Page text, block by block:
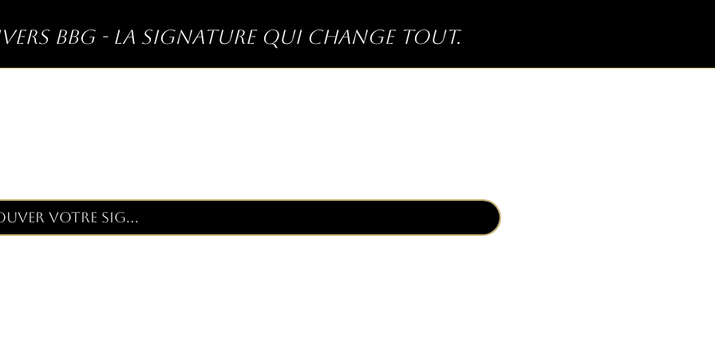
BBG - La signature qui change tout.